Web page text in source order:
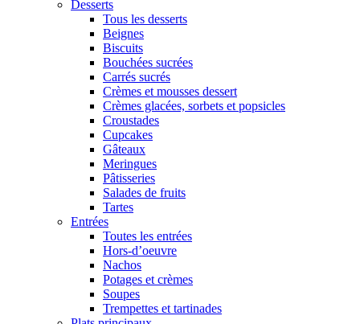
Desserts
Tous les desserts
Beignes
Biscuits
Bouchées sucrées
Carrés sucrés
Crèmes et mousses dessert
Crèmes glacées, sorbets et popsicles
Croustades
Cupcakes
Gâteaux
Meringues
Pâtisseries
Salades de fruits
Tartes
Entrées
Toutes les entrées
Hors-d’oeuvre
Nachos
Potages et crèmes
Soupes
Trempettes et tartinades